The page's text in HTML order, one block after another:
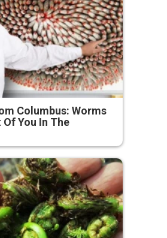
Columbus: Worms
Of You In The